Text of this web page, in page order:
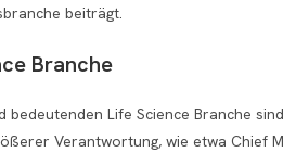
beiträgt.
Branche
Life Science Branche
Verantwortung, wie etwa Chief